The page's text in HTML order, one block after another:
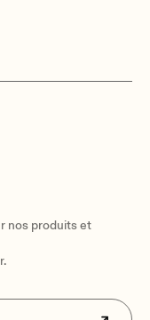
nos produits et